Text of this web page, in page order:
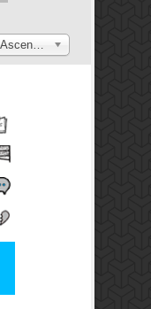
Ascendant